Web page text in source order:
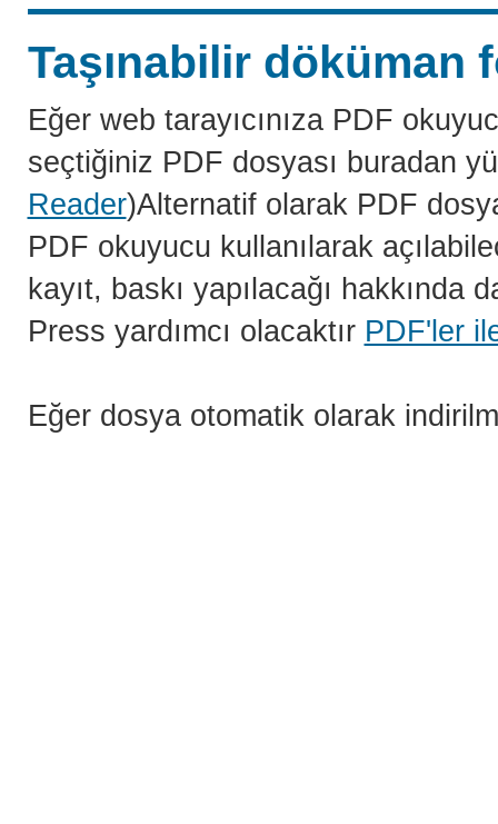
Taşınabilir döküman
Eğer web tarayıcınıza PDF
seçtiğiniz PDF dosyası buradan
Reader)Alternatif olarak PDF
PDF okuyucu kullanılarak
kayıt, baskı yapılacağı
Press yardımcı olacaktır PDF'ler
Eğer dosya otomatik olarak